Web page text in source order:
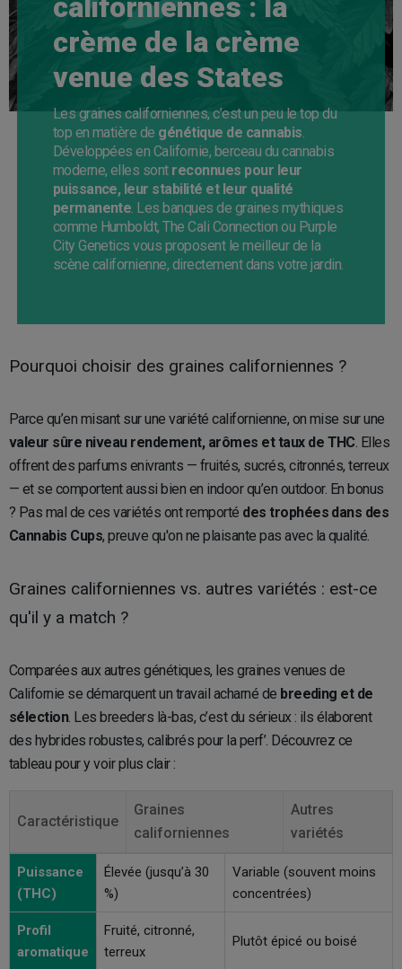
californiennes : la
crème de la crème
venue des States
Les graines californiennes, c’est un peu le top du
top en matière de génétique de cannabis.
Développées en Californie, berceau du cannabis
moderne, elles sont reconnues pour leur
puissance, leur stabilité et leur qualité
permanente. Les banques de graines mythiques
comme Humboldt, The Cali Connection ou Purple
City Genetics vous proposent le meilleur de la
scène californienne, directement dans votre jardin.
Pourquoi choisir des graines californiennes ?
Parce qu’en misant sur une variété californienne, on mise sur une
valeur sûre niveau rendement, arômes et taux de THC. Elles
offrent des parfums enivrants — fruités, sucrés, citronnés, terreux
— et se comportent aussi bien en indoor qu’en outdoor. En bonus
? Pas mal de ces variétés ont remporté des trophées dans des
Cannabis Cups, preuve qu'on ne plaisante pas avec la qualité.
Graines californiennes vs. autres variétés : est-ce
qu'il y a match ?
Comparées aux autres génétiques, les graines venues de
Californie se démarquent un travail acharné de breeding et de
sélection. Les breeders là-bas, c’est du sérieux : ils élaborent
des hybrides robustes, calibrés pour la perf’. Découvrez ce
tableau pour y voir plus clair :
Caractéristique
Graines
californiennes
Autres
variétés
Puissance
(THC)
Élevée (jusqu’à 30
%)
Variable (souvent moins
concentrées)
Profil
aromatique
Fruité, citronné,
terreux
Plutôt épicé ou boisé